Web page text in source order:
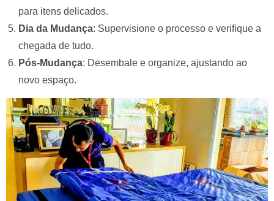
para itens delicados.
Dia da Mudança: Supervisione o processo e verifique a
chegada de tudo.
Pós-Mudança: Desembale e organize, ajustando ao
novo espaço.